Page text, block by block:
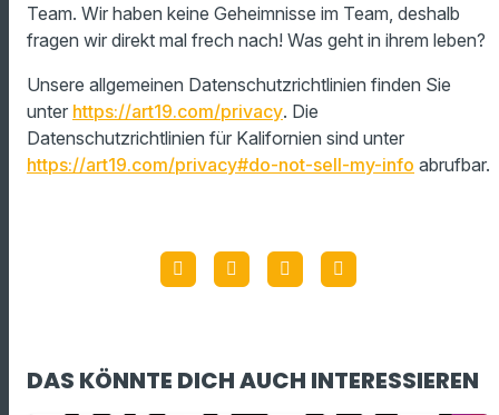
Team. Wir haben keine Geheimnisse im Team, deshalb
fragen wir direkt mal frech nach! Was geht in ihrem leben?
Unsere allgemeinen Datenschutzrichtlinien finden Sie
unter https://art19.com/privacy. Die
Datenschutzrichtlinien für Kalifornien sind unter
https://art19.com/privacy#do-not-sell-my-info abrufbar.
DAS KÖNNTE DICH AUCH INTERESSIEREN